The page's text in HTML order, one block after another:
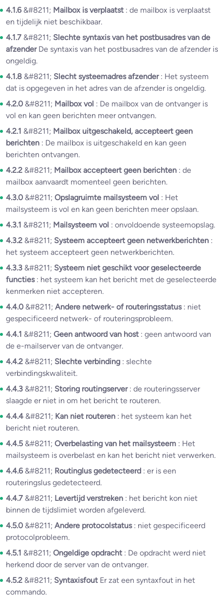
4.1.6 &#8211; Mailbox is verplaatst : de mailbox is verplaatst
en tijdelijk niet beschikbaar.
4.1.7 &#8211; Slechte syntaxis van het postbusadres van de
afzender De syntaxis van het postbusadres van de afzender is
ongeldig.
4.1.8 &#8211; Slecht systeemadres afzender : Het systeem
dat is opgegeven in het adres van de afzender is ongeldig.
4.2.0 &#8211; Mailbox vol : De mailbox van de ontvanger is
vol en kan geen berichten meer ontvangen.
4.2.1 &#8211; Mailbox uitgeschakeld, accepteert geen
berichten : De mailbox is uitgeschakeld en kan geen
berichten ontvangen.
4.2.2 &#8211; Mailbox accepteert geen berichten : de
mailbox aanvaardt momenteel geen berichten.
4.3.0 &#8211; Opslagruimte mailsysteem vol : Het
mailsysteem is vol en kan geen berichten meer opslaan.
4.3.1 &#8211; Mailsysteem vol : onvoldoende systeemopslag.
4.3.2 &#8211; Systeem accepteert geen netwerkberichten :
het systeem accepteert geen netwerkberichten.
4.3.3 &#8211; Systeem niet geschikt voor geselecteerde
functies : het systeem kan het bericht met de geselecteerde
kenmerken niet accepteren.
4.4.0 &#8211; Andere netwerk- of routeringsstatus : niet
gespecificeerd netwerk- of routeringsprobleem.
4.4.1 &#8211; Geen antwoord van host : geen antwoord van
de e-mailserver van de ontvanger.
4.4.2 &#8211; Slechte verbinding : slechte
verbindingskwaliteit.
4.4.3 &#8211; Storing routingserver : de routeringsserver
slaagde er niet in om het bericht te routeren.
4.4.4 &#8211; Kan niet routeren : het systeem kan het
bericht niet routeren.
4.4.5 &#8211; Overbelasting van het mailsysteem : Het
mailsysteem is overbelast en kan het bericht niet verwerken.
4.4.6 &#8211; Routinglus gedetecteerd : er is een
routeringslus gedetecteerd.
4.4.7 &#8211; Levertijd verstreken : het bericht kon niet
binnen de tijdslimiet worden afgeleverd.
4.5.0 &#8211; Andere protocolstatus : niet gespecificeerd
protocolprobleem.
4.5.1 &#8211; Ongeldige opdracht : De opdracht werd niet
herkend door de server van de ontvanger.
4.5.2 &#8211; Syntaxisfout Er zat een syntaxfout in het
commando.